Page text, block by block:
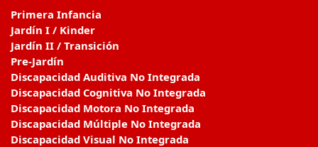
Primera Infancia
Jardín I / Kinder
Jardín II / Transición
Pre-Jardín
Discapacidad Auditiva No Integrada
Discapacidad Cognitiva No Integrada
Discapacidad Motora No Integrada
Discapacidad Múltiple No Integrada
Discapacidad Visual No Integrada